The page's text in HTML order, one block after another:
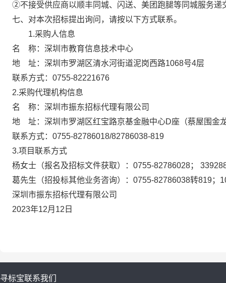
②不接受供应商以顺丰同城、闪送、美团跑腿等同城服务
七、对本次招标提出询问，请按以下方式联系。
1.采购人信息
名 称： 深圳市教育信息技术中心
地 址： 深圳市罗湖区清水河街道泥岗西路1068号4层
联系方式： 0755-82221676
2.采购代理机构信息
名 称：深圳市振东招标代理有限公司
地 址：深圳市罗湖区红宝路京基金融中心D座（蔡屋围金
联系方式： 0755-82786018/82786038-819
3.项目联系方式
杨女士（报名及招标文件获取）： 0755-82786028；
葛先生（招投标其他业务咨询）： 0755-82786038转819；
深圳市振东招标代理有限公司
2023年12月12日
寻标宝联系我们